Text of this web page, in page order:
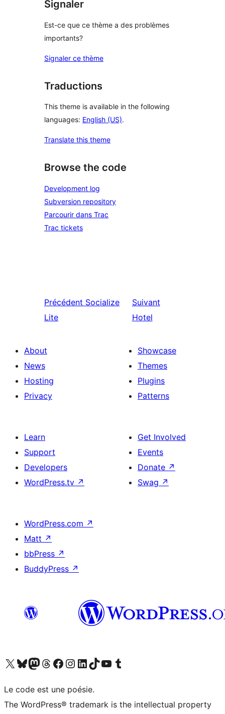
Signaler
Est-ce que ce thème a des problèmes
importants?
Signaler ce thème
Traductions
This theme is available in the following
languages: English (US).
Translate this theme
Browse the code
Development log
Subversion repository
Parcourir dans Trac
Trac tickets
Précédent Socialize
Lite
Suivant
Hotel
About
News
Hosting
Privacy
Showcase
Themes
Plugins
Patterns
Learn
Support
Developers
WordPress.tv ↗
Get Involved
Events
Donate ↗
Swag ↗
WordPress.com ↗
Matt ↗
bbPress ↗
BuddyPress ↗
Visit our X (formerly Twitter) account
Visitez notre compte Bluesky
Visit our Mastodon account
Visitez notre compte Threads
Visit our Facebook page
Visit our Instagram account
Visit our LinkedIn account
Visitez notre compte TikTok
Visit our YouTube channel
Visitez notre compte Tumblr
Le code est une poésie.
The WordPress® trademark is the intellectual property